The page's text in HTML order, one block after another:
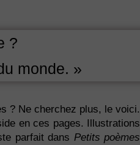
?
monde. »
? Ne cherchez plus, le voici.
en ces pages. Illustrations
parfait dans Petits poèmes